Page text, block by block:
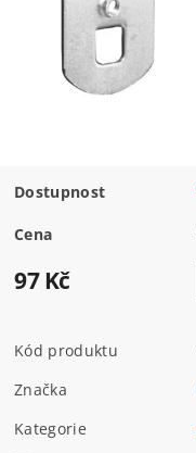
Dostupnost
Cena
97 Kč
Kód produktu
Značka
Kategorie